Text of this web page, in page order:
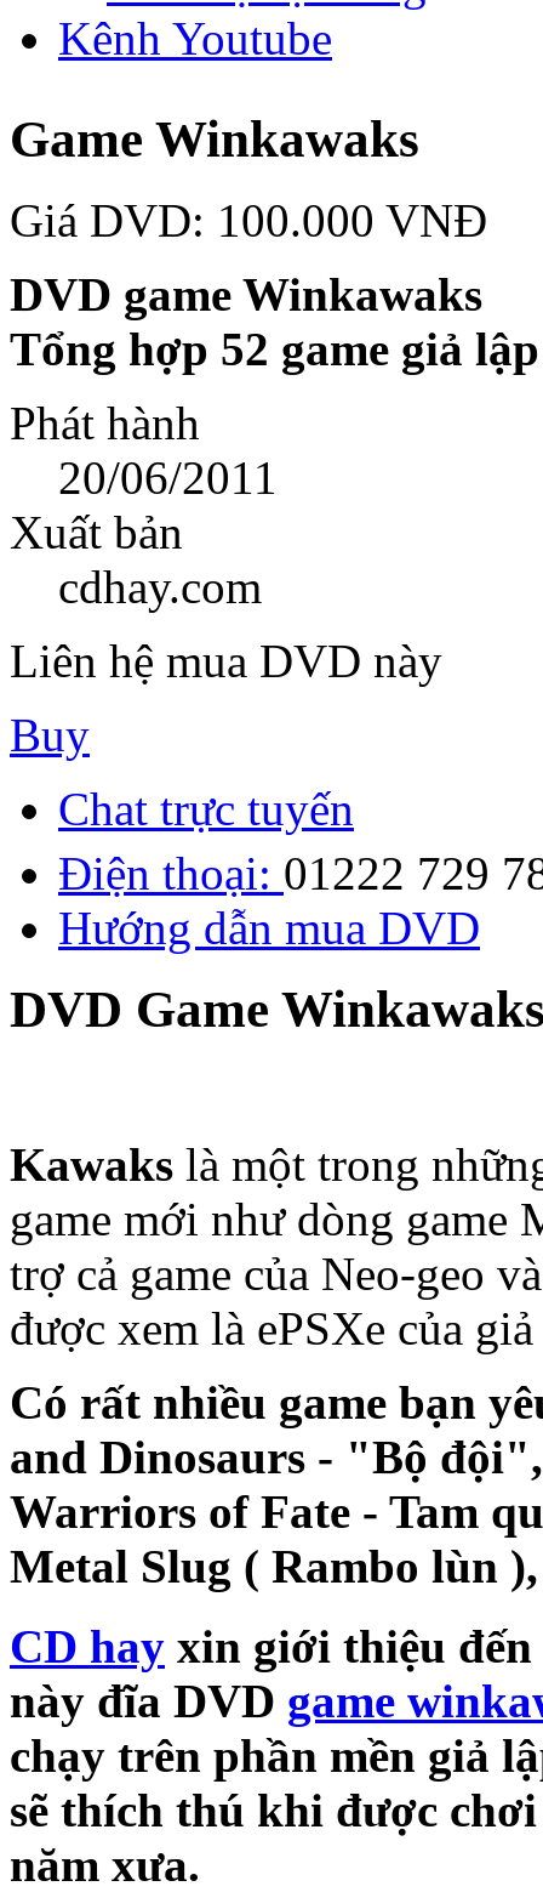
Kênh Youtube
Game Winkawaks
Giá DVD: 100.000 VNĐ
DVD game Winkawaks
Tổng hợp 52 game giả lập
Phát hành
20/06/2011
Xuất bản
cdhay.com
Liên hệ mua DVD này
Buy
Chat trực tuyến
Điện thoại: 01222 729
Hướng dẫn mua DVD
DVD Game
Kawaks là một trong
game mới như dòng game
trợ cả game của Neo-geo
được xem là ePSXe của
Có rất nhiều game bạn
and Dinosaurs - "Bộ
Warriors of Fate - Tam
Metal Slug ( Rambo lùn
CD hay xin giới thiệu đến
này đĩa DVD game
chạy trên phần mền giả
sẽ thích thú khi được
năm xưa.